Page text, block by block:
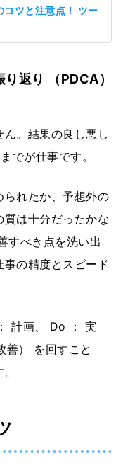
コツと注意点！ ツー
返り （PDCA）
。結果の良し悪し
でが仕事です。
られたか、予想外の
質は十分だったかな
すべき点を洗い出
の精度とスピード
計画、 Do ： 実
） を回すこと